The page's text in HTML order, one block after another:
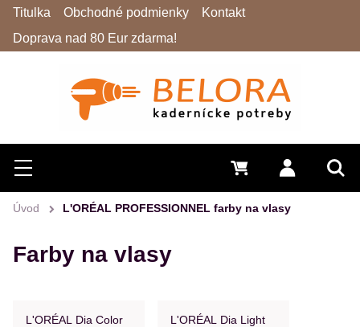
Hľadať
Menu Prihlásiť
0 €
Titulka Obchodné podmienky
Kontakt
Doprava nad 80 Eur zdarma!
Úvod L'ORÉAL PROFESSIONNEL farby na vlasy
Farby na vlasy
L'ORÉAL Dia Color L'ORÉAL Dia Light